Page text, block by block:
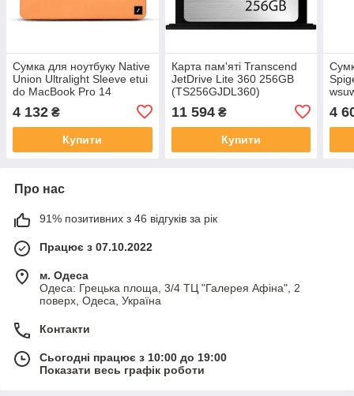
Сумка для ноутбуку Native
Union Ultralight Sleeve etui
do MacBook Pro 14
(4895200477815)
4 132 ₴
Купити
Карта пам'яті Transcend
JetDrive Lite 360 256GB
(TS256GJDL360)
11 594₴
Купити
M3/
4
Про нас
91% позитивних з 46 відгуків за рік
Працює з 07.10.2022
м. Одеса
Одеса: Грецька площа, 3/4 ТЦ "Галерея Афіна", 2
поверх, Одеса, Україна
Контакти
Сьогодні працює з 10:00 до 19:00
Показати весь графік роботи